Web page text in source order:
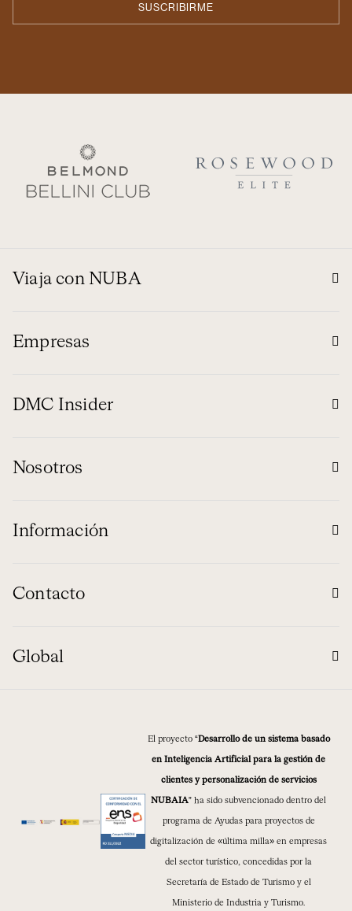
Viaja con NUBA
Empresas
DMC Insider
Nosotros
Información
Contacto
Global
El proyecto “Desarrollo de un sistema basado
en Inteligencia Artificial para la gestión de
clientes y personalización de servicios
NUBAIA” ha sido subvencionado dentro del
programa de Ayudas para proyectos de
digitalización de «última milla» en empresas
del sector turístico, concedidas por la
Secretaría de Estado de Turismo y el
Ministerio de Industria y Turismo.